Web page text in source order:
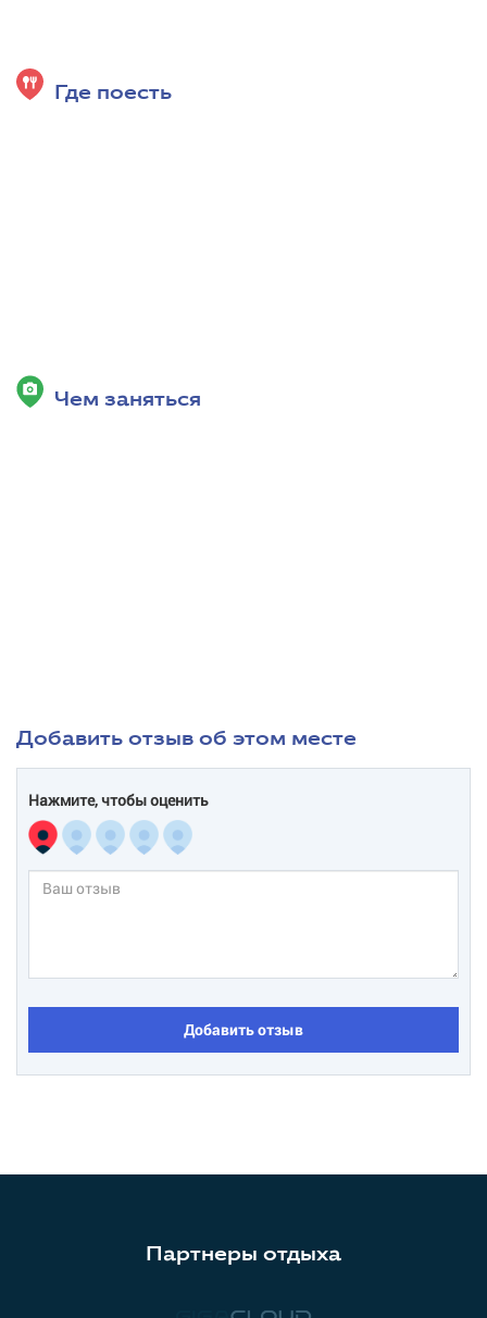
Где поесть
Чем заняться
Добавить отзыв об этом месте
Нажмите, чтобы оценить
Добавить отзыв
Партнеры отдыха